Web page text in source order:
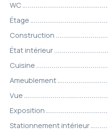
WC
Étage
Construction
État intérieur
Cuisine
Ameublement
Vue
Exposition
Stationnement intérieur